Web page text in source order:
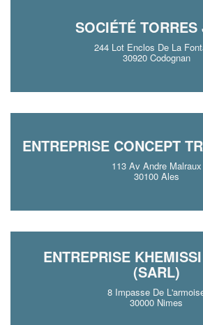
SOCIÉTÉ TORRES
244 Lot Enclos De La
30920 Codognan
ENTREPRISE CONCEPT
113 Av Andre Malraux
30100 Ales
ENTREPRISE
(SARL)
8 Impasse De
30000 Nimes